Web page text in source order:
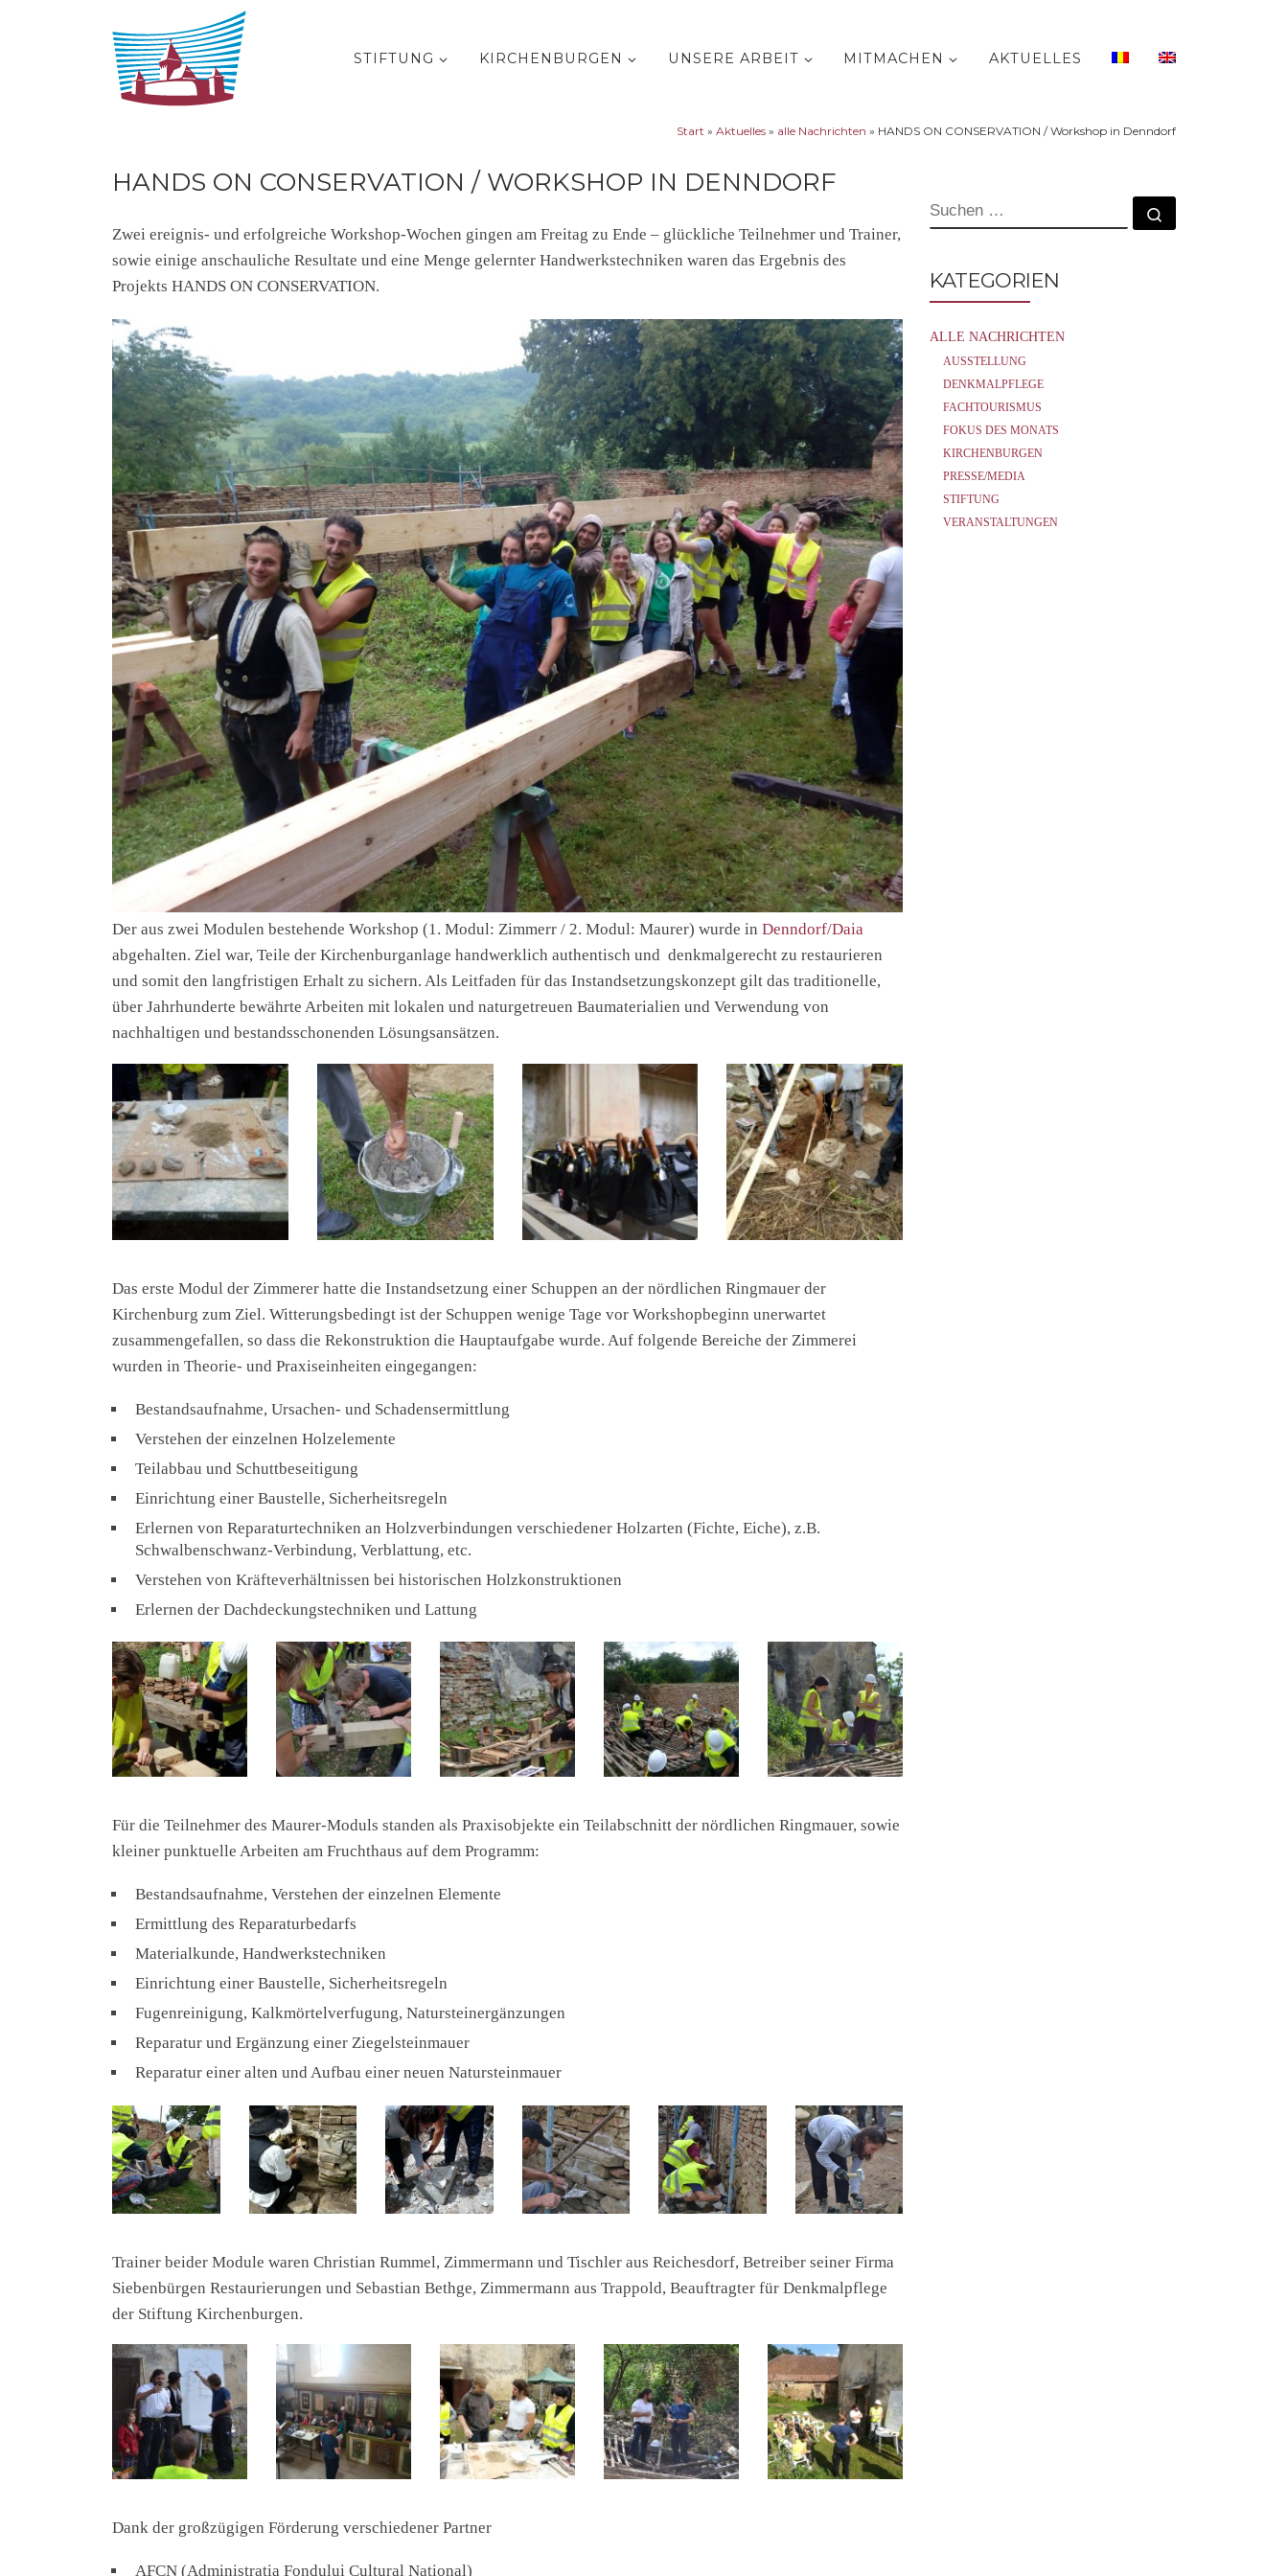
Zum Inhalt springen
STIFTUNG KIRCHENBURGEN UNSERE ARBEIT MITMACHEN AKTUELLES
Start » Aktuelles » alle Nachrichten » HANDS ON CONSERVATION / Workshop in Denndorf
HANDS ON CONSERVATION / WORKSHOP IN DENNDORF
Zwei ereignis- und erfolgreiche Workshop-Wochen gingen am Freitag zu Ende – glückliche Teilnehmer und Trainer,
sowie einige anschauliche Resultate und eine Menge gelernter Handwerkstechniken waren das Ergebnis des
Projekts HANDS ON CONSERVATION.
Der aus zwei Modulen bestehende Workshop (1. Modul: Zimmerr / 2. Modul: Maurer) wurde in Denndorf/Daia
abgehalten. Ziel war, Teile der Kirchenburganlage handwerklich authentisch und denkmalgerecht zu restaurieren
und somit den langfristigen Erhalt zu sichern. Als Leitfaden für das Instandsetzungskonzept gilt das traditionelle,
über Jahrhunderte bewährte Arbeiten mit lokalen und naturgetreuen Baumaterialien und Verwendung von
nachhaltigen und bestandsschonenden Lösungsansätzen.
Das erste Modul der Zimmerer hatte die Instandsetzung einer Schuppen an der nördlichen Ringmauer der
Kirchenburg zum Ziel. Witterungsbedingt ist der Schuppen wenige Tage vor Workshopbeginn unerwartet
zusammengefallen, so dass die Rekonstruktion die Hauptaufgabe wurde. Auf folgende Bereiche der Zimmerei
wurden in Theorie- und Praxiseinheiten eingegangen:
Bestandsaufnahme, Ursachen- und Schadensermittlung
Verstehen der einzelnen Holzelemente
Teilabbau und Schuttbeseitigung
Einrichtung einer Baustelle, Sicherheitsregeln
Erlernen von Reparaturtechniken an Holzverbindungen verschiedener Holzarten (Fichte, Eiche), z.B.
Schwalbenschwanz-Verbindung, Verblattung, etc.
Verstehen von Kräfteverhältnissen bei historischen Holzkonstruktionen
Erlernen der Dachdeckungstechniken und Lattung
Für die Teilnehmer des Maurer-Moduls standen als Praxisobjekte ein Teilabschnitt der nördlichen Ringmauer, sowie
kleiner punktuelle Arbeiten am Fruchthaus auf dem Programm:
Bestandsaufnahme, Verstehen der einzelnen Elemente
Ermittlung des Reparaturbedarfs
Materialkunde, Handwerkstechniken
Einrichtung einer Baustelle, Sicherheitsregeln
Fugenreinigung, Kalkmörtelverfugung, Natursteinergänzungen
Reparatur und Ergänzung einer Ziegelsteinmauer
Reparatur einer alten und Aufbau einer neuen Natursteinmauer
Trainer beider Module waren Christian Rummel, Zimmermann und Tischler aus Reichesdorf, Betreiber seiner Firma
Siebenbürgen Restaurierungen und Sebastian Bethge, Zimmermann aus Trappold, Beauftragter für Denkmalpflege
der Stiftung Kirchenburgen.
Dank der großzügigen Förderung verschiedener Partner
AFCN (Administrația Fondului Cultural Național)
SUCHE
KATEGORIEN
ALLE NACHRICHTEN
AUSSTELLUNG
DENKMALPFLEGE
FACHTOURISMUS
FOKUS DES MONATS
KIRCHENBURGEN
PRESSE/MEDIA
STIFTUNG
VERANSTALTUNGEN